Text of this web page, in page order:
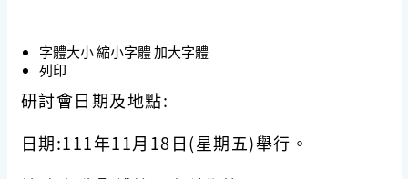
字體大小縮小字體加大字體
列印
研討會日期及地點:
日期:111年11月18日(星期五)舉行。